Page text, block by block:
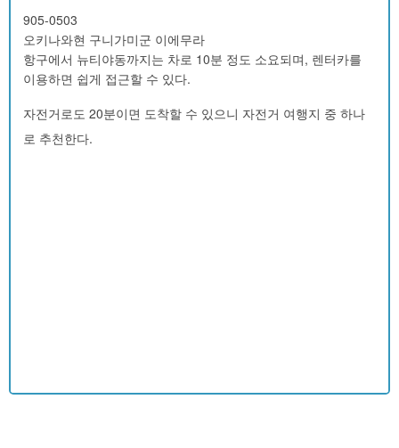
905-0503
오키나와현 구니가미군 이에무라
항구에서 뉴티야동까지는 차로 10분 정도 소요되며, 렌터카를
이용하면 쉽게 접근할 수 있다.
자전거로도 20분이면 도착할 수 있으니 자전거 여행지 중 하나
로 추천한다.